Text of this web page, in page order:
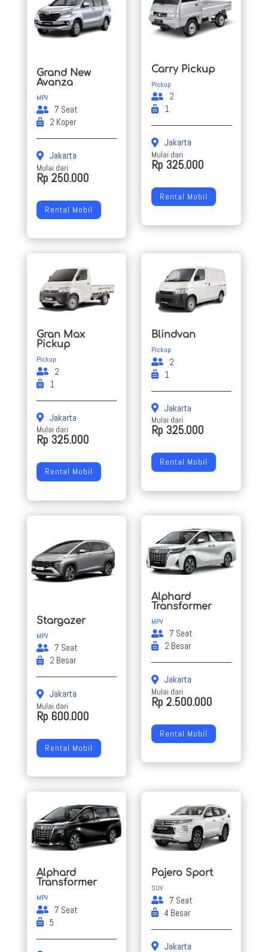
Grand New
Avanza
MPV
7 Seat
2 Koper
Jakarta
Mulai dari
Rp 250.000
Rental Mobil
Carry Pickup
Pickup
2
1
Jakarta
Mulai dari
Rp 325.000
Rental Mobil
Gran Max
Pickup
Pickup
2
1
Jakarta
Mulai dari
Rp 325.000
Rental Mobil
Blindvan
Pickup
2
1
Jakarta
Mulai dari
Rp 325.000
Rental Mobil
Stargazer
MPV
7 Seat
2 Besar
Jakarta
Mulai dari
Rp 600.000
Rental Mobil
Alphard
Transformer
MPV
7 Seat
2 Besar
Jakarta
Mulai dari
Rp 2.500.000
Rental Mobil
Alphard
Transformer
MPV
7 Seat
5
Pajero Sport
SUV
7 Seat
4 Besar
Jakarta